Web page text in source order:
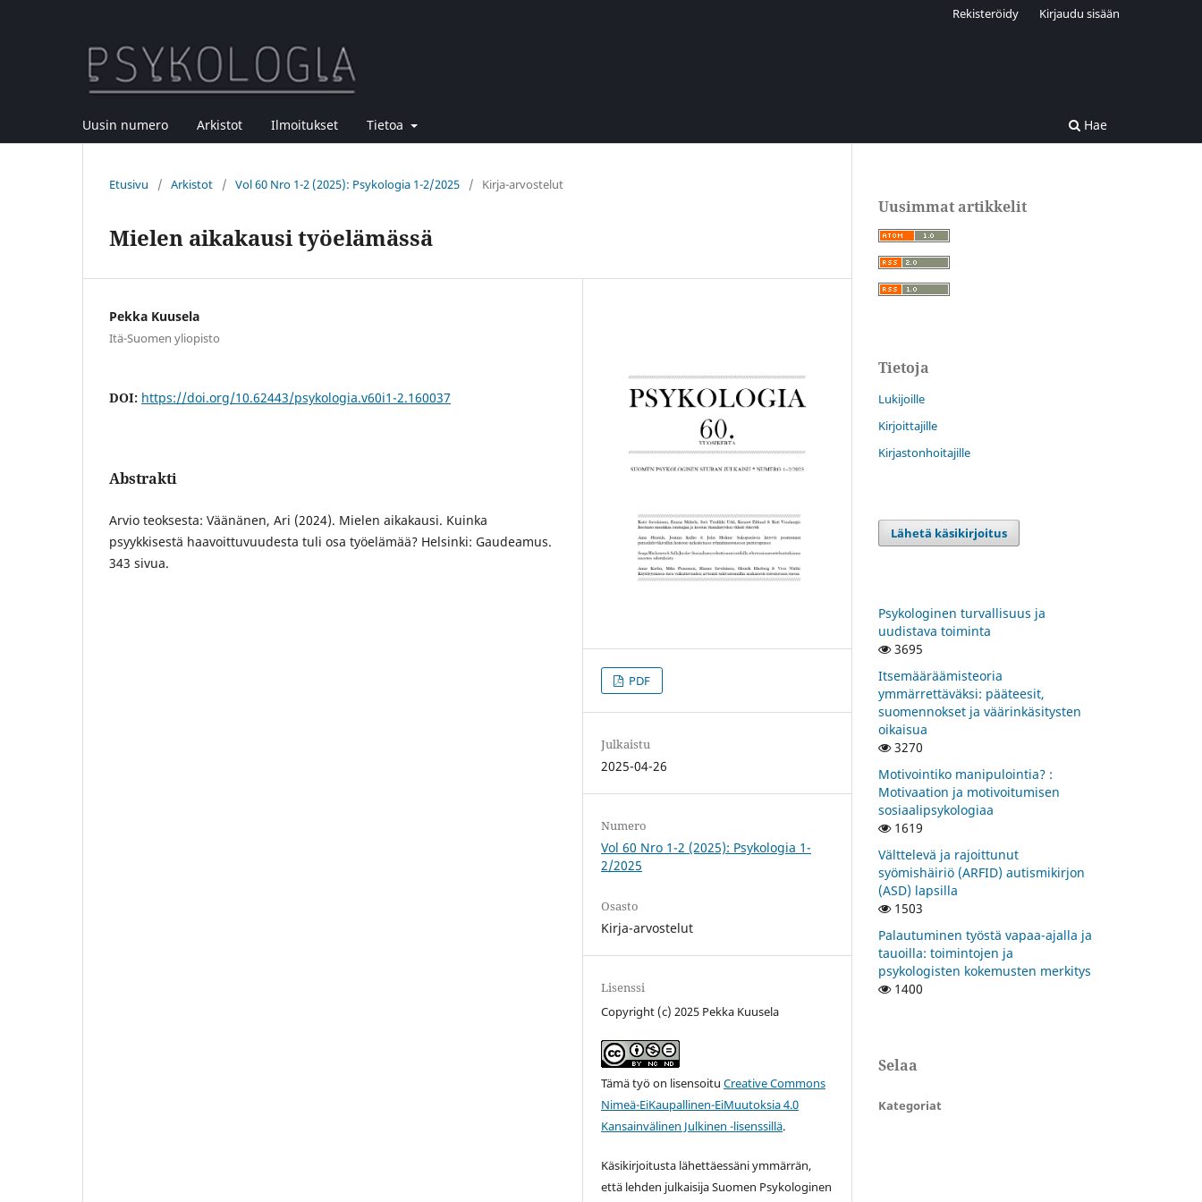
Uusin numero Arkistot Ilmoitukset Tietoa Hae
Rekisteröidy Kirjaudu sisään
Etusivu / Arkistot / Vol 60 Nro 1-2 (2025): Psykologia 1-2/2025 / Kirja-arvostelut
Mielen aikakausi työelämässä
Pekka Kuusela
Itä-Suomen yliopisto
DOI: https://doi.org/10.62443/psykologia.v60i1-2.160037
Abstrakti
Arvio teoksesta: Väänänen, Ari (2024). Mielen aikakausi. Kuinka
psyykkisestä haavoittuvuudesta tuli osa työelämää? Helsinki: Gaudeamus.
343 sivua.
PDF
Julkaistu
2025-04-26
Numero
Vol 60 Nro 1-2 (2025): Psykologia 1-
2/2025
Osasto
Kirja-arvostelut
Lisenssi
Copyright (c) 2025 Pekka Kuusela
Tämä työ on lisensoituCreative Commons
Nimeä-EiKaupallinen-EiMuutoksia 4.0
Kansainvälinen Julkinen -lisenssillä.
Käsikirjoitusta lähettäessäni ymmärrän,
että lehden julkaisija Suomen Psykologinen
Uusimmat artikkelit
Tietoja
Lukijoille
Kirjoittajille
Kirjastonhoitajille
Lähetä käsikirjoitus
Psykologinen turvallisuus ja
uudistava toiminta
3695
Itsemääräämisteoria
ymmärrettäväksi: pääteesit,
suomennokset ja väärinkäsitysten
oikaisua
3270
Motivointiko manipulointia? :
Motivaation ja motivoitumisen
sosiaalipsykologiaa
1619
Välttelevä ja rajoittunut
syömishäiriö (ARFID) autismikirjon
(ASD) lapsilla
1503
Palautuminen työstä vapaa-ajalla ja
tauoilla: toimintojen ja
psykologisten kokemusten merkitys
1400
Selaa
Kategoriat